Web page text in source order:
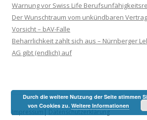
Warnung vor Swiss Life
Der Wunschtraum vom unkündbaren Vertrag
Vorsicht – bAV-Falle
Beharrlichkeit zahlt sich aus – Nürnberger
AG gibt (endlich) auf
| Datenschutzerklärung
Durch die weitere Nutzung der Seite stimmen
von Cookies zu.Weitere Informationen